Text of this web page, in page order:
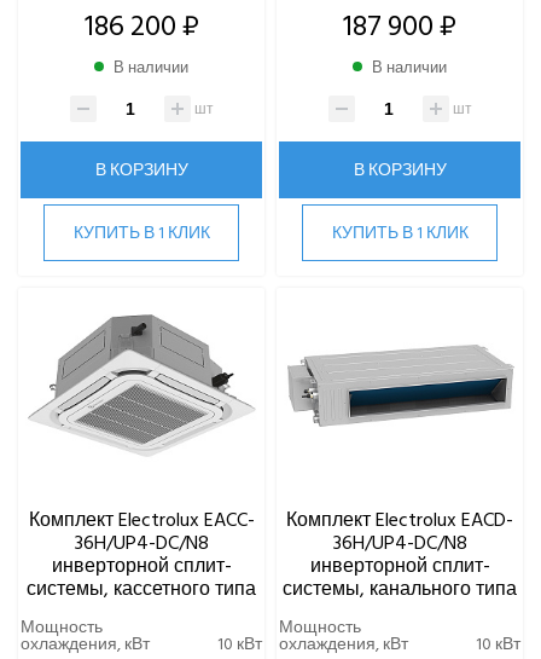
186 200 ₽
В наличии
шт
В КОРЗИНУ
КУПИТЬ В 1 КЛИК
187 900 ₽
В наличии
шт
В КОРЗИНУ
КУПИТЬ В 1 КЛИК
Комплект Electrolux EACC-
36H/UP4-DC/N8
инверторной сплит-
системы, кассетного типа
Мощность
охлаждения, кВт 10 кВт
Комплект Electrolux EACD-
36H/UP4-DC/N8
инверторной сплит-
системы, канального типа
Мощность
охлаждения, кВт 10 кВт